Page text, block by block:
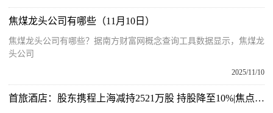
焦煤龙头公司有哪些（11月10日）
焦煤龙头公司有哪些？据南方财富网概念查询工具数据显示，焦煤龙
头公司
2025/11/10
首旅酒店：股东携程上海减持2521万股 持股降至10%|焦点精选